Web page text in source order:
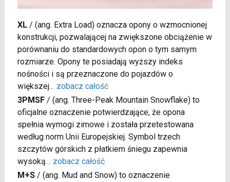
XL/ (ang. Extra Load) oznacza opony o wzmocnionej
konstrukcji, pozwalającej na zwiększone obciążenie w
porównaniu do standardowych opon o tym samym
rozmiarze. Opony te posiadają wyższy indeks
nośności i są przeznaczone do pojazdów o
większej... zobacz całość
3PMSF/ (ang. Three-Peak Mountain Snowflake) to
oficjalne oznaczenie potwierdzające, że opona
spełnia wymogi zimowe i została przetestowana
według norm Unii Europejskiej. Symbol trzech
szczytów górskich z płatkiem śniegu zapewnia
wysoką... zobacz całość
M+S/ (ang. Mud and Snow) to oznaczenie